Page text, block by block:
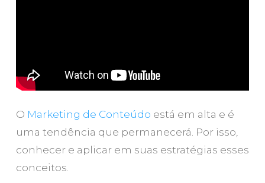
O Marketing de Conteúdo está em alta e é
uma tendência que permanecerá. Por isso,
conhecer e aplicar em suas estratégias esses
conceitos.